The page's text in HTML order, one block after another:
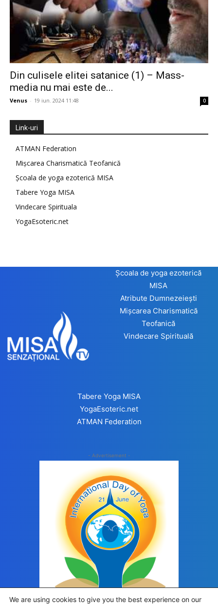
Din culisele elitei satanice (1) – Mass-
media nu mai este de...
Venus - 19 iun. 2024 11:48 0
Link-uri
ATMAN Federation
Mișcarea Charismatică Teofanică
Școala de yoga ezoterică MISA
Tabere Yoga MISA
Vindecare Spirituala
YogaEsoteric.net
Școala de yoga ezoterică
MISA
Atribute Dumnezeiești
Mișcarea Charismatică
Teofanică
Vindecare Spirituală
Tabere Yoga MISA
YogaEsoteric.net
ATMAN Federation
- Advertisement -
We are using cookies to give you the best experience on our